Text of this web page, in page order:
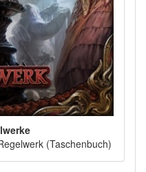
(Taschenbuch)